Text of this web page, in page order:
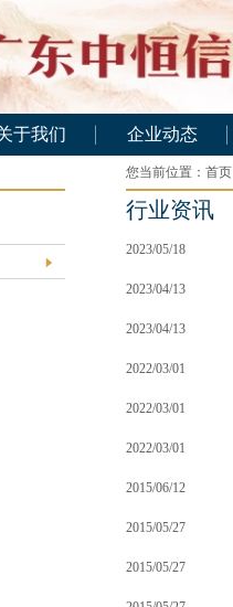
于我们
人力资源
基础设施
企业动态
企业动态
您当前位置： 首页
行业资讯
2023/05/18
2023/04/13
2023/04/13
2022/03/01
2022/03/01
2022/03/01
2015/06/12
部”公示
2015/05/27
2015/05/27